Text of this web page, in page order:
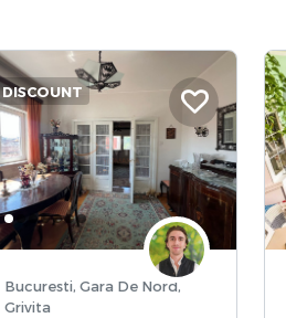
DISCOUNT
Bucuresti, Gara De Nord,
Grivita